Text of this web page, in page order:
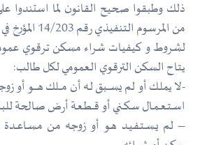
لشروط و كيفيات شراء مسكن ترقوي
يتاح السكن الترقوي العمومي لكل طالب:
-لا يملـك أو لم يســــبق لـه أن مــــلك هـــــو أو زوجه
اســتـعــمـال سـكــني أو قــطـعـة أرض صالحة
– لم يـســتـفـيـد هـو أو زوجه مـن مـسـاعــدة